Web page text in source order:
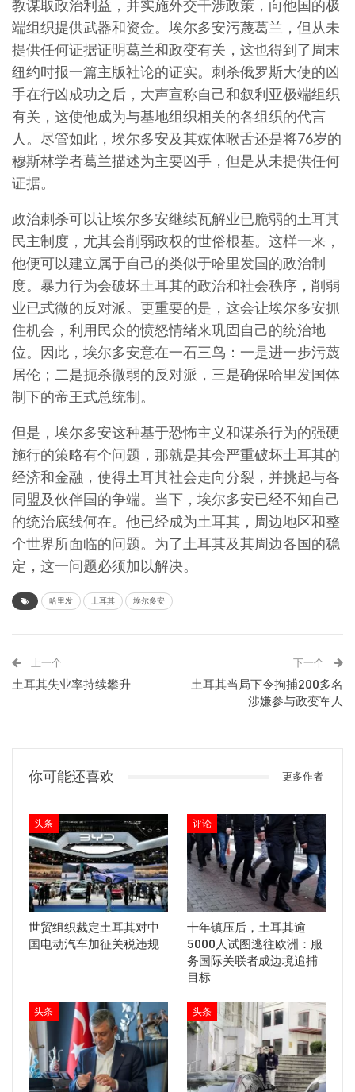
教谋取政治利益，并实施外交干涉政策，向他国的极
端组织提供武器和资金。埃尔多安污蔑葛兰，但从未
提供任何证据证明葛兰和政变有关，这也得到了周末
纽约时报一篇主版社论的证实。刺杀俄罗斯大使的凶
手在行凶成功之后，大声宣称自己和叙利亚极端组织
有关，这使他成为与基地组织相关的各组织的代言
人。尽管如此，埃尔多安及其媒体喉舌还是将76岁的
穆斯林学者葛兰描述为主要凶手，但是从未提供任何
证据。
政治刺杀可以让埃尔多安继续瓦解业已脆弱的土耳其
民主制度，尤其会削弱政权的世俗根基。这样一来，
他便可以建立属于自己的类似于哈里发国的政治制
度。暴力行为会破坏土耳其的政治和社会秩序，削弱
业已式微的反对派。更重要的是，这会让埃尔多安抓
住机会，利用民众的愤怒情绪来巩固自己的统治地
位。因此，埃尔多安意在一石三鸟：一是进一步污蔑
居伦；二是扼杀微弱的反对派，三是确保哈里发国体
制下的帝王式总统制。
但是，埃尔多安这种基于恐怖主义和谋杀行为的强硬
施行的策略有个问题，那就是其会严重破坏土耳其的
经济和金融，使得土耳其社会走向分裂，并挑起与各
同盟及伙伴国的争端。当下，埃尔多安已经不知自己
的统治底线何在。他已经成为土耳其，周边地区和整
个世界所面临的问题。为了土耳其及其周边各国的稳
定，这一问题必须加以解决。
哈里发 土耳其 埃尔多安
上一个
土耳其失业率持续攀升
下一个
土耳其当局下令拘捕200多名
涉嫌参与政变军人
你可能还喜欢 更多作者
头条
世贸组织裁定土耳其对中
国电动汽车加征关税违规
评论
十年镇压后，土耳其逾
5000人试图逃往欧洲：服
务国际关联者成边境追捕
目标
头条 头条